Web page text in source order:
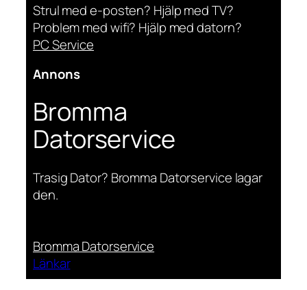
Strul med e-posten? Hjälp med TV?
Problem med wifi? Hjälp med datorn?
PC Service
Annons
Bromma
Datorservice
Trasig Dator? Bromma Datorservice lagar
den.
Bromma Datorservice
Länkar